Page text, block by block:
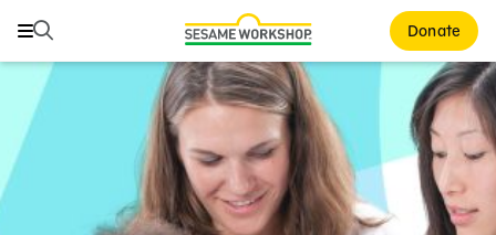
Buscar Donate
Buscar
Family Resources
ABCs and 123s
Healthy Minds and Bodies
Tough Topics